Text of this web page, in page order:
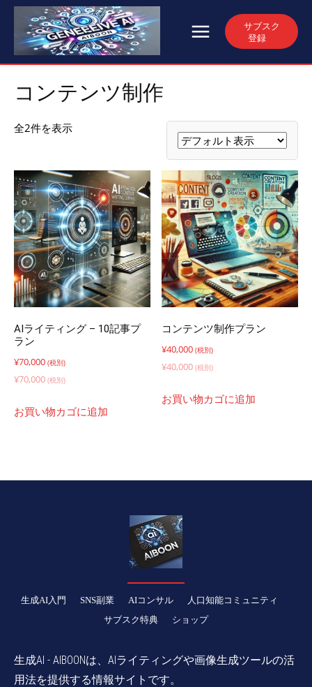
サブスク
登録
コンテンツ制作
全2件を表示
AIライティング – 10記事プ
ラン
¥70,000 (税別)
¥70,000 (税別)
お買い物カゴに追加
コンテンツ制作プラン
¥40,000 (税別)
¥40,000 (税別)
お買い物カゴに追加
生成AI入門 SNS副業 AIコンサル
人口知能コミュニティ
サブスク特典
ショップ
生成AI - AIBOONは、AIライティングや画像生成ツールの活
用法を提供する情報サイトです。